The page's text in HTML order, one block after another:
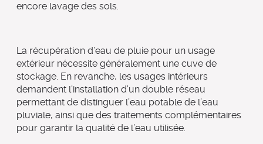
encore lavage des sols.
La récupération d’eau de pluie pour un usage
extérieur nécessite généralement une cuve de
stockage. En revanche, les usages intérieurs
demandent l’installation d’un double réseau
permettant de distinguer l’eau potable de l’eau
pluviale, ainsi que des traitements complémentaires
pour garantir la qualité de l’eau utilisée.